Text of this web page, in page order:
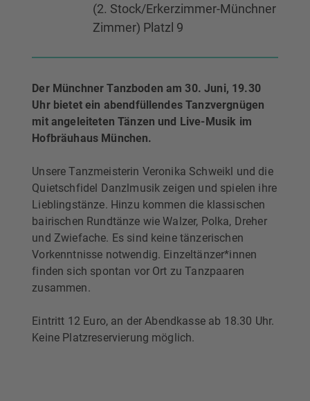
(2. Stock/Erkerzimmer-Münchner
Zimmer) Platzl 9
Der Münchner Tanzboden am 30. Juni, 19.30
Uhr bietet ein abendfüllendes Tanzvergnügen
mit angeleiteten Tänzen und Live-Musik im
Hofbräuhaus München.
Unsere Tanzmeisterin Veronika Schweikl und die
Quietschfidel Danzlmusik zeigen und spielen ihre
Lieblingstänze. Hinzu kommen die klassischen
bairischen Rundtänze wie Walzer, Polka, Dreher
und Zwiefache. Es sind keine tänzerischen
Vorkenntnisse notwendig. Einzeltänzer*innen
finden sich spontan vor Ort zu Tanzpaaren
zusammen.
Eintritt 12 Euro, an der Abendkasse ab 18.30 Uhr.
Keine Platzreservierung möglich.